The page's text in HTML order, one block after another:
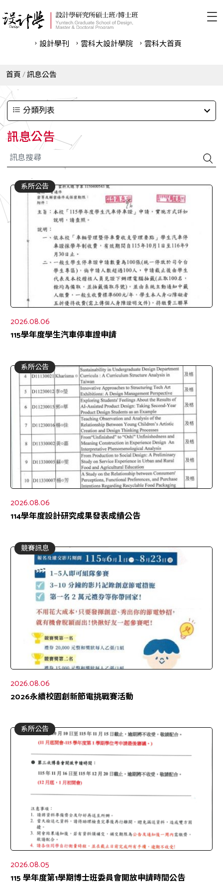
設計學刊 雲科⼤設計學院 雲科⼤首頁
首頁 訊息公告
分類列表
訊息公告
系所公告
2026.08.06
115學年度學生汽車停車證申請
系所公告
2026.08.06
114學年度設計研究成果發表成績公告
競賽訊息
2026.08.06
2026永續校園創新節電挑戰賽活動
系所公告
2026.08.05
115 學年度第1學期博士班委員會開放申請時間公告